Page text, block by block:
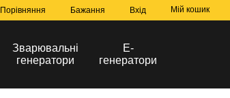
Порівняння Бажання Вхід Мій кошик
Зварювальні
генератори
Е-
генератори